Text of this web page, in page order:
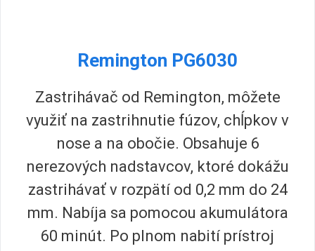
Remington PG6030
Zastrihávač od Remington, môžete
využiť na zastrihnutie fúzov, chĺpkov v
nose a na obočie. Obsahuje 6
nerezových nadstavcov, ktoré dokážu
zastrihávať v rozpätí od 0,2 mm do 24
mm. Nabíja sa pomocou akumulátora
60 minút. Po plnom nabití prístroj